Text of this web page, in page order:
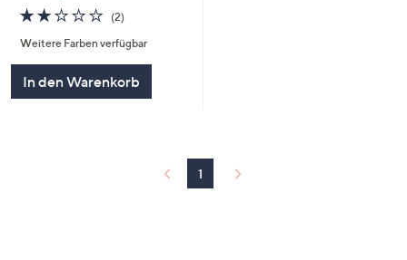
2.0
von
5
(2)2
Weitere Farben verfügbar
In den Warenkorb
1